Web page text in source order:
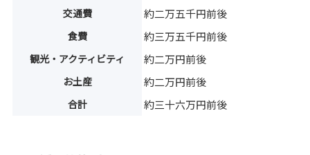
交通費 約二万五千円前後
食費 約三万五千円前後
観光・アクティビティ 約二万円前後
お土産 約二万円前後
合計 約三十六万円前後